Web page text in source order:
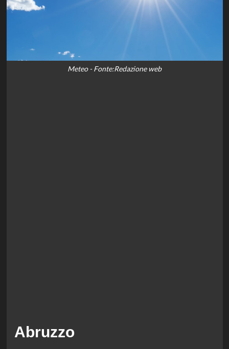
Meteo - Fonte:Redazione web
Abruzzo